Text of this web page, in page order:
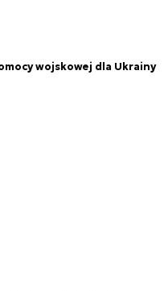
wojskowej dla Ukrainy